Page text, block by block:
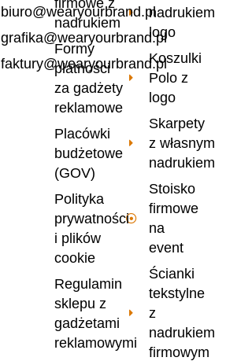
nadrukiem
logo
Koszulki
Polo z
logo
Skarpety
z własnym
nadrukiem
Stoisko
firmowe
na
event
Ścianki
tekstylne
z
nadrukiem
firmowym
nadrukiem
Formy
płatności
za gadżety
reklamowe
Placówki
budżetowe
(GOV)
Polityka
prywatności
i plików
cookie
Regulamin
sklepu z
gadżetami
reklamowymi
biuro@wearyourbrand.pl
grafika@wearyourbrand.pl
faktury@wearyourbrand.pl